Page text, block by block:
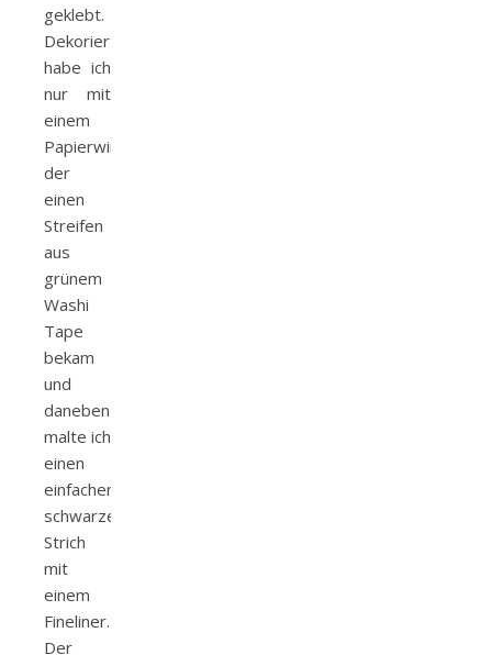
geklebt.
Dekoriert
habe ich
nur mit
einem
Papierwimpel,
der
einen
Streifen
aus
grünem
Washi
Tape
bekam
und
daneben
malte ich
einen
einfachen
schwarzen
Strich
mit
einem
Fineliner.
Der